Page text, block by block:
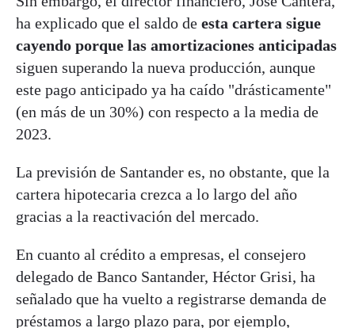
ha explicado que el saldo de esta cartera sigue
cayendo porque las amortizaciones anticipadas
siguen superando la nueva producción, aunque
este pago anticipado ya ha caído "drásticamente"
(en más de un 30%) con respecto a la media de
2023.
La previsión de Santander es, no obstante, que la
cartera hipotecaria crezca a lo largo del año
gracias a la reactivación del mercado.
En cuanto al crédito a empresas, el consejero
delegado de Banco Santander, Héctor Grisi, ha
señalado que ha vuelto a registrarse demanda de
préstamos a largo plazo para, por ejemplo,